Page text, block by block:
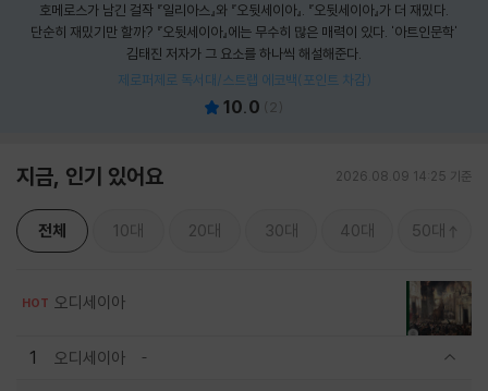
호메로스가 남긴 걸작 『일리아스』와 『오뒷세이아』. 『오뒷세이아』가 더 재밌다.
단순히 재밌기만 할까? 『오뒷세이아』에는 무수히 많은 매력이 있다. '아트인문학'
김태진 저자가 그 요소를 하나씩 해설해준다.
제로퍼제로 독서대/스트랩 에코백(포인트 차감)
10.0 ( 2)
지금, 인기 있어요 2026.08.09 14:25 기준
전체 10대 20대 30대 40대 50대
HOT 오디세이아
1 오디세이아